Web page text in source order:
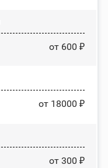
от 600 ₽
от 18000 ₽
от 300 ₽